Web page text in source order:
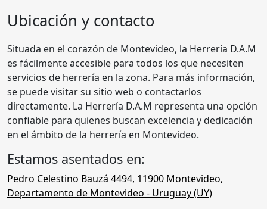
Ubicación y contacto
Situada en el corazón de Montevideo, la Herrería D.A.M
es fácilmente accesible para todos los que necesiten
servicios de herrería en la zona. Para más información,
se puede visitar su sitio web o contactarlos
directamente. La Herrería D.A.M representa una opción
confiable para quienes buscan excelencia y dedicación
en el ámbito de la herrería en Montevideo.
Estamos asentados en:
Pedro Celestino Bauzá 4494, 11900 Montevideo,
Departamento de Montevideo - Uruguay (UY)